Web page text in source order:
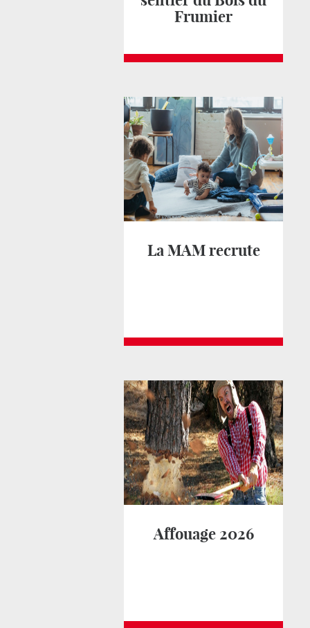
Frumier
La MAM recrute
Affouage 2026